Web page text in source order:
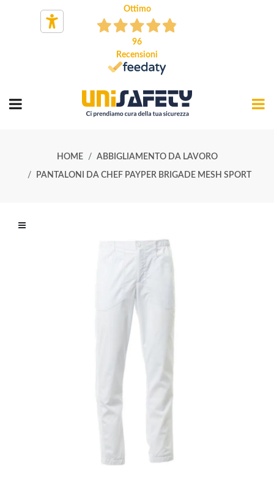
Ottimo
96
Recensioni
HOME ABBIGLIAMENTO DA LAVORO
PANTALONI DA CHEF PAYPER BRIGADE MESH SPORT